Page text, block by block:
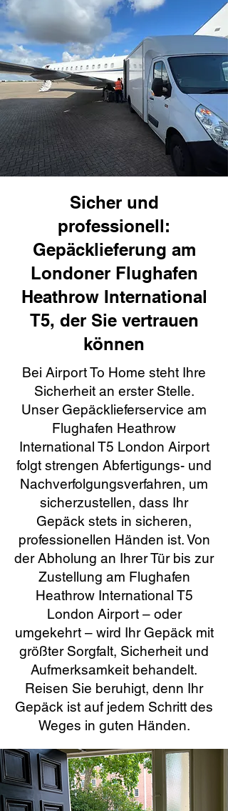
Sicher und
professionell:
Gepäcklieferung am
Londoner Flughafen
Heathrow International
T5, der Sie vertrauen
können
Bei Airport To Home steht Ihre
Sicherheit an erster Stelle.
Unser Gepäcklieferservice am
Flughafen Heathrow
International T5 London Airport
folgt strengen Abfertigungs- und
Nachverfolgungsverfahren, um
sicherzustellen, dass Ihr
Gepäck stets in sicheren,
professionellen Händen ist. Von
der Abholung an Ihrer Tür bis zur
Zustellung am Flughafen
Heathrow International T5
London Airport – oder
umgekehrt – wird Ihr Gepäck mit
größter Sorgfalt, Sicherheit und
Aufmerksamkeit behandelt.
Reisen Sie beruhigt, denn Ihr
Gepäck ist auf jedem Schritt des
Weges in guten Händen.